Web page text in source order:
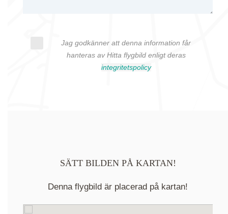
Jag godkänner att denna information får
hanteras av Hitta flygbild enligt deras
integritetspolicy
SÄTT BILDEN PÅ KARTAN!
Denna flygbild är placerad på kartan!